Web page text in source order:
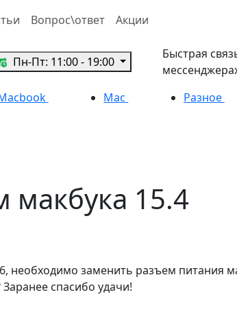
Вопрос\ответ Акции
Пн-Пт: 11:00 - 19:00
Быстрая
Mac Разное
15.4
необходимо заменить разъем питания
спасибо удачи!